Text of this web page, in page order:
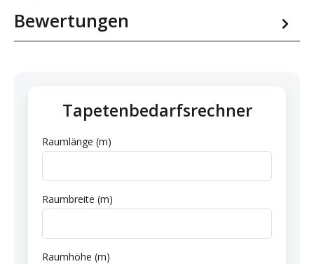
Bewertungen
Tapetenbedarfsrechner
Raumlänge (m)
Raumbreite (m)
Raumhöhe (m)